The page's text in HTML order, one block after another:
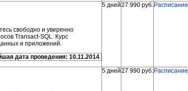
свободно и уверенно
Transact-SQL. Курс
и приложений.
дата проведения: 10.11.2014
5 дней27 990 руб. Расписание
5 дней27 990 руб. Расписание